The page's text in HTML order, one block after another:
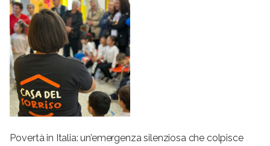
Povertà in Italia: un’emergenza silenziosa che colpisce